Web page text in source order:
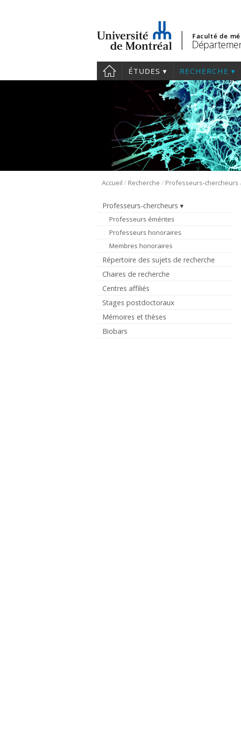
Faculté de
ÉTUDES RECHERCHE
Accueil / Recherche / Professeurs-chercheurs
Professeurs-chercheurs
Professeurs émérites
Professeurs honoraires
Membres honoraires
Répertoire des sujets de recherche
Chaires de recherche
Centres affiliés
Stages postdoctoraux
Mémoires et thèses
Biobars